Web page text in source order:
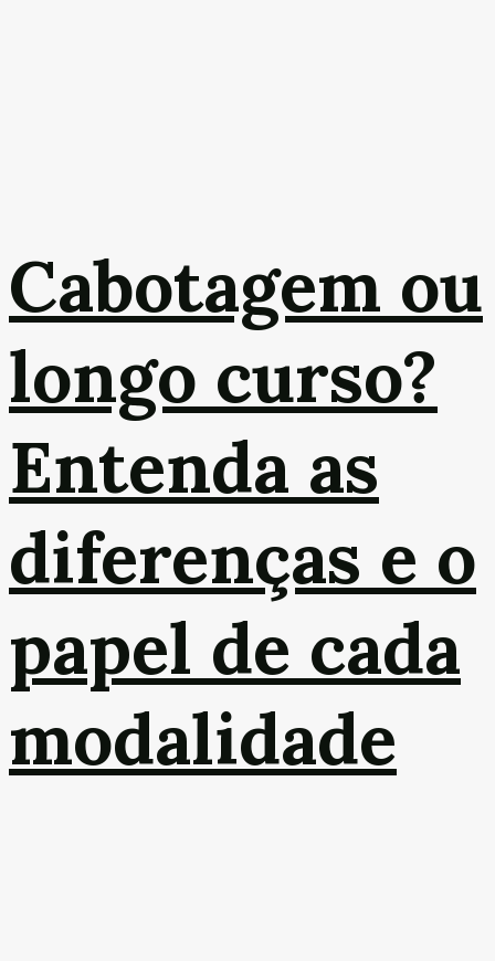
Cabotagem ou
longo curso?
Entenda as
diferenças e o
papel de cada
modalidade